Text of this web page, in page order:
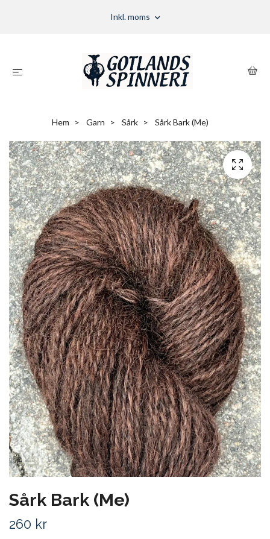
Inkl. moms
Hem Garn Sårk Sårk Bark (Me)
Sårk Bark (Me)
260 kr